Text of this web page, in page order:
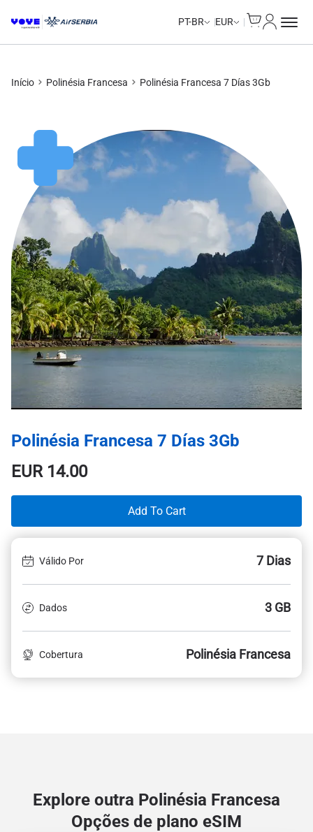
PT-BR EUR
Início Polinésia Francesa Polinésia Francesa 7 Días 3Gb
Polinésia Francesa 7 Días 3Gb
EUR14.00
Add To Cart
Válido Por 7 Dias
Dados 3 GB
Cobertura Polinésia Francesa
Explore outra Polinésia Francesa
Opções de plano eSIM